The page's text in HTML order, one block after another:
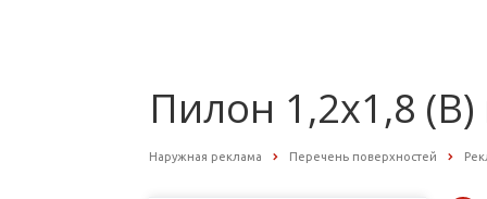
Пилон 1,2х1,8
Наружная реклама Перечень поверхностей